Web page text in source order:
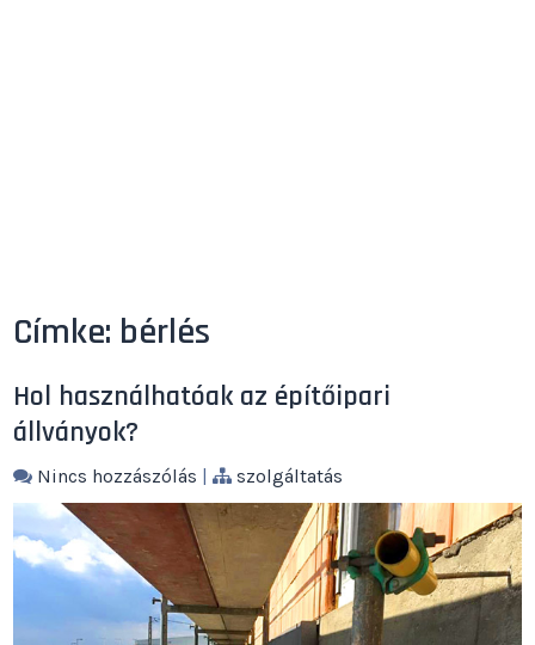
Címke: bérlés
Hol használhatóak az építőipari
állványok?
Nincs hozzászólás | szolgáltatás